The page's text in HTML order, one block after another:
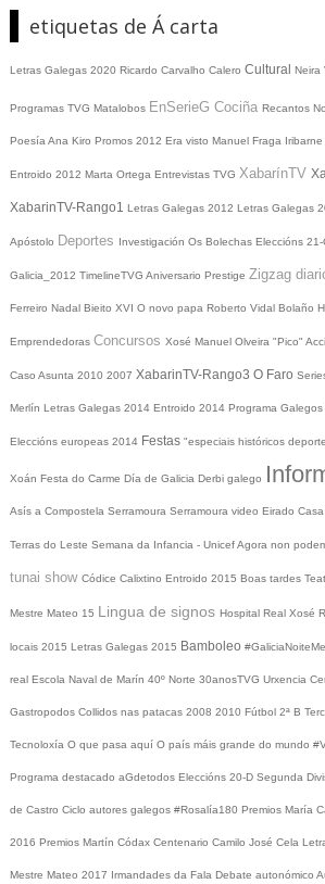
etiquetas de Á carta
Letras Galegas 2020 Ricardo Carvalho Calero Cultural Neira
Programas TVG Matalobos EnSerieG Cociña Recantos
Poesía Ana Kiro Promos 2012 Era visto Manuel Fraga Iribarne
Entroido 2012 Marta Ortega Entrevistas TVG XabarínTV
XabarinTV-Rango1 Letras Galegas 2012 Letras Galegas
Apóstolo Deportes Investigación Os Bolechas Eleccións 21-
Galicia_2012 TimelineTVG Aniversario Prestige Zigzag
Ferreiro Nadal Bieito XVI O novo papa Roberto Vidal Bolaño
Emprendedoras Concursos Xosé Manuel Olveira "Pico"
Caso Asunta 2010 2007 XabarinTV-Rango3 O Faro
Merlín Letras Galegas 2014 Entroido 2014 Programa Galegos
Eleccións europeas 2014 Festas "especiais históricos
Xoán Festa do Carme Día de Galicia Derbi galego
Asís a Compostela Serramoura Serramoura video Eirado
Terras do Leste Semana da Infancia - UnicefAgora non
tunai show Códice Calixtino Entroido 2015 Boas tardes
Mestre Mateo 15 Lingua de signos Hospital Real Xosé
locais 2015 Letras Galegas 2015 Bamboleo
real Escola Naval de Marín 40º Norte 30anosTVG Urxencia
Gastropodos Collidos nas patacas 2008 2010 Fútbol 2ª B
Tecnoloxía O que pasa aquí O país máis grande do mundo
Programa destacado aGdetodos Eleccións 20-D Segunda
de Castro Ciclo autores galegos #Rosalía180 Premios María
2016 Premios Martín Códax Centenario Camilo José Cela
Mestre Mateo 2017 Irmandades da Fala Debate autonómico